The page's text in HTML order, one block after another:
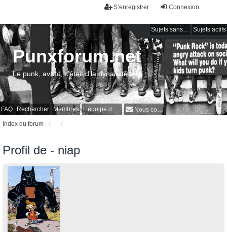
Connexion
S’enregistrer
Sujets sans réponse Sujets actifs
FAQ Rechercher Membres L’équipe du forum Nous contacter
Punxforum.net
Le punk, avant, c'était d'la dynamite !
Index du forum
Profil de - niap